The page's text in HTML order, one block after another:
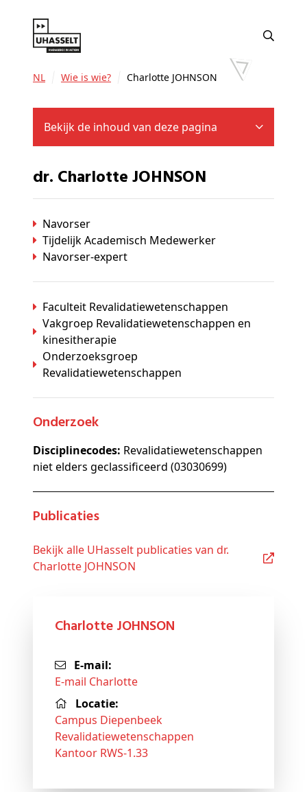
NL Wie is wie? Charlotte JOHNSON
Bekijk de inhoud van deze pagina
dr. Charlotte JOHNSON
Navorser
Tijdelijk Academisch Medewerker
Navorser-expert
Faculteit Revalidatiewetenschappen
Vakgroep Revalidatiewetenschappen en
kinesitherapie
Onderzoeksgroep
Revalidatiewetenschappen
Onderzoek
Disciplinecodes: Revalidatiewetenschappen
niet elders geclassificeerd (03030699)
Publicaties
Bekijk alle UHasselt publicaties van dr.
Charlotte JOHNSON
Charlotte JOHNSON
E-mail:
E-mail Charlotte
Locatie:
Campus Diepenbeek
Revalidatiewetenschappen
Kantoor RWS-1.33